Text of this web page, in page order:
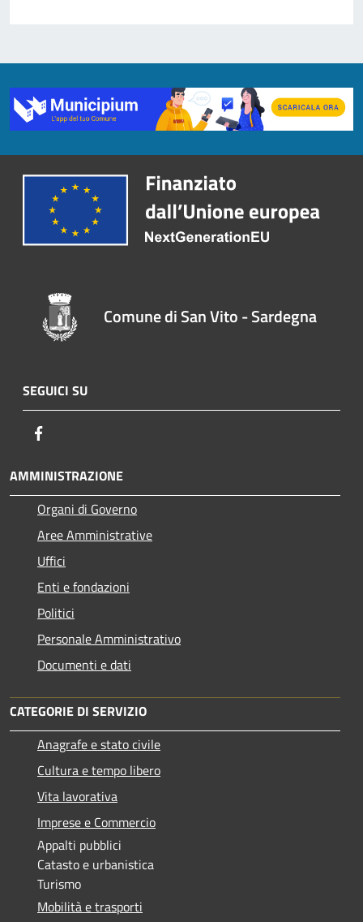
Comune di San Vito - Sardegna
SEGUICI SU
AMMINISTRAZIONE
Organi di Governo
Aree Amministrative
Uffici
Enti e fondazioni
Politici
Personale Amministrativo
Documenti e dati
CATEGORIE DI SERVIZIO
Anagrafe e stato civile
Cultura e tempo libero
Vita lavorativa
Imprese e Commercio
Appalti pubblici
Catasto e urbanistica
Turismo
Mobilità e trasporti